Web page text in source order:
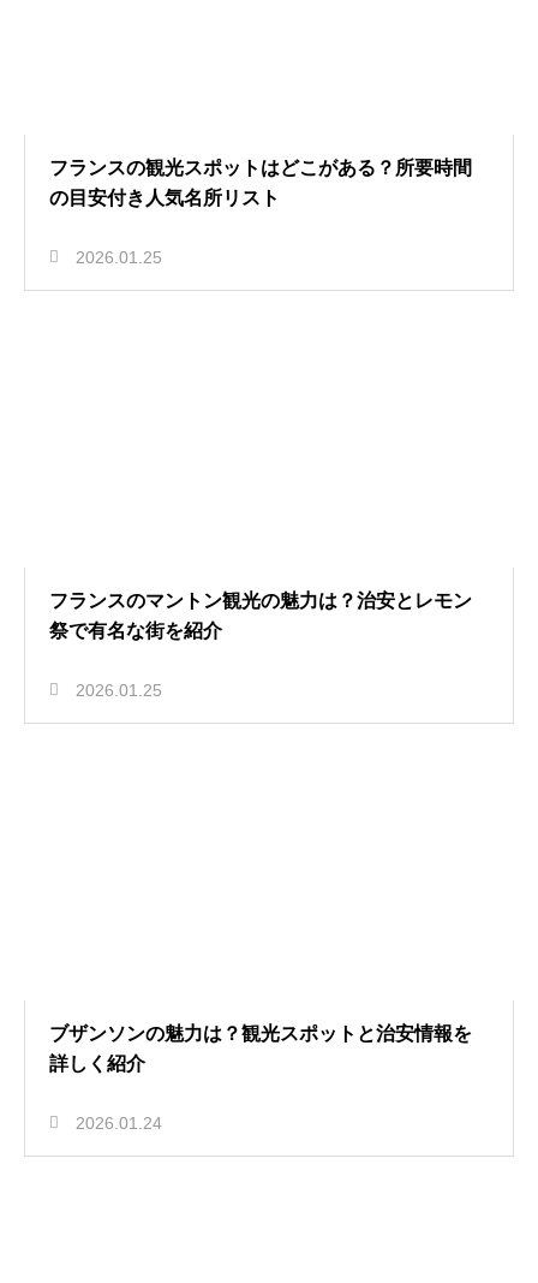
フランスの観光スポットはどこがある？所要時間
の目安付き人気名所リスト
2026.01.25
フランスのマントン観光の魅力は？治安とレモン
祭で有名な街を紹介
2026.01.25
ブザンソンの魅力は？観光スポットと治安情報を
詳しく紹介
2026.01.24